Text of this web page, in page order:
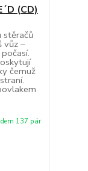
(CD)
stěračů
vůz –
čemuž
137 pár